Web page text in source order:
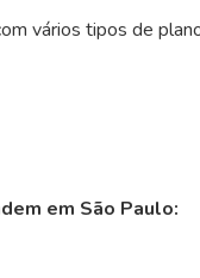
vários tipos de
em São Paulo: